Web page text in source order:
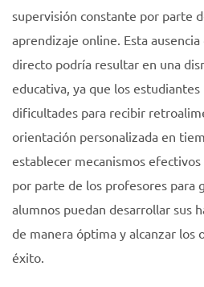
supervisión constante por parte
aprendizaje online. Esta
directo podría resultar en una
educativa, ya que los
dificultades para recibir
orientación personalizada en
establecer mecanismos
por parte de los profesores para
alumnos puedan desarrollar sus
de manera óptima y alcanzar los
éxito.